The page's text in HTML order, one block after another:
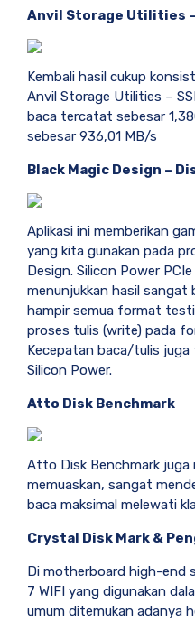
Anvil Storage Utilities –
Kembali hasil cukup
Anvil Storage Utilities –
baca tercatat sebesar
sebesar 936,01 MB/s
Black Magic Design –
Aplikasi ini memberikan
yang kita gunakan pada
Design. Silicon Power
menunjukkan hasil sangat
hampir semua format
proses tulis (write) pada
Kecepatan baca/tulis
Silicon Power.
Atto Disk Benchmark
Atto Disk Benchmark
memuaskan, sangat
baca maksimal melewati
Crystal Disk Mark &
Di motherboard high-end
7 WIFI yang digunakan
umum ditemukan adanya